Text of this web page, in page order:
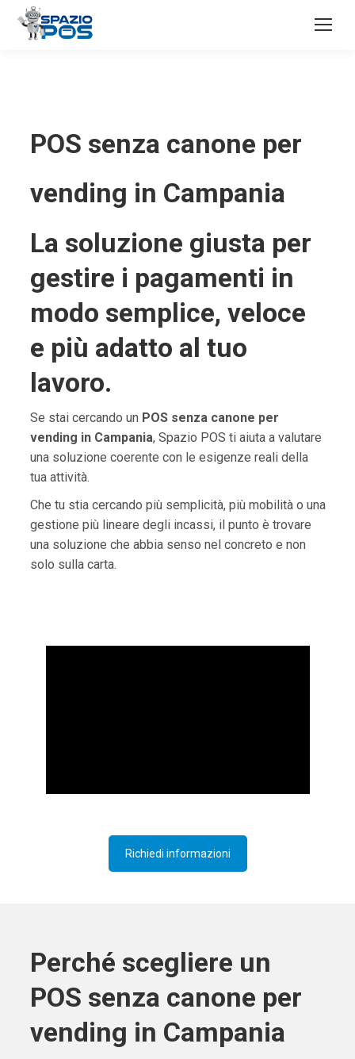
POS senza canone per
vending in Campania
La soluzione giusta per
gestire i pagamenti in
modo semplice, veloce
e più adatto al tuo
lavoro.
Se stai cercando un POS senza canone per
vending in Campania, Spazio POS ti aiuta a valutare
una soluzione coerente con le esigenze reali della
tua attività.
Che tu stia cercando più semplicità, più mobilità o una
gestione più lineare degli incassi, il punto è trovare
una soluzione che abbia senso nel concreto e non
solo sulla carta.
Richiedi informazioni
Perché scegliere un
POS senza canone per
vending in Campania